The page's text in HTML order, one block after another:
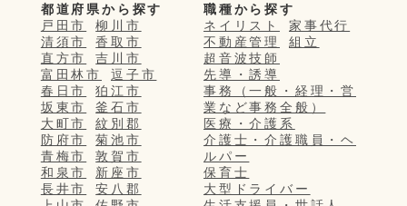
都道府県から探す
戸田市
柳川市
清須市
香取市
直方市
吉川市
富田林市
逗子市
春日市
狛江市
坂東市
釜石市
大町市
紋別郡
防府市
菊池市
青梅市
敦賀市
和泉市
新座市
長井市
安八郡
職種から探す
ネイリスト
家事代行
不動産管理
組立
超音波技師
先導・誘導
事務（一般・経理・営
業など事務全般）
医療・介護系
介護士・介護職員・ヘ
ルパー
保育士
大型ドライバー